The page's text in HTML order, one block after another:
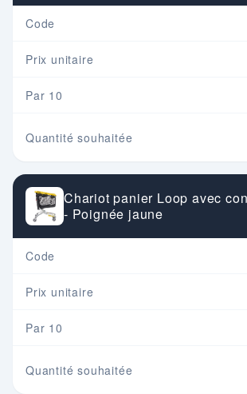
Code
Prix unitaire
Par 10
Quantité souhaitée
Chariot panier Loop avec
- Poignée jaune
Code
Prix unitaire
Par 10
Quantité souhaitée